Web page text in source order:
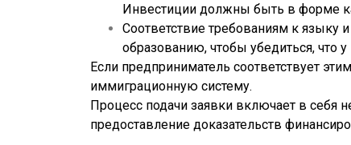
Инвестиции должны быть в форме
Соответствие требованиям к
образованию, чтобы убедиться, что
Если предприниматель соответствует
иммиграционную систему.
Процесс подачи заявки включает в себя
предоставление доказательств